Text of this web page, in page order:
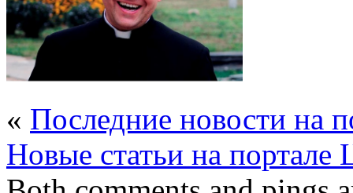
« Последние новости на
Новые статьи на портале